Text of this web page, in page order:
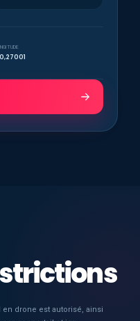
drone est autorisé, ainsi